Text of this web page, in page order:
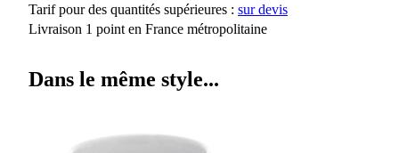
Tarif pour des quantités supérieures : sur devis
Livraison 1 point en France métropolitaine
Dans le même style...